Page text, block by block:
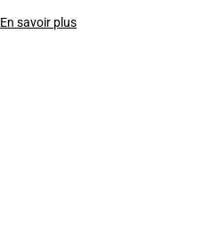
En savoir plus